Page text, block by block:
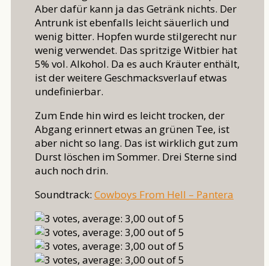
Aber dafür kann ja das Getränk nichts. Der
Antrunk ist ebenfalls leicht säuerlich und
wenig bitter. Hopfen wurde stilgerecht nur
wenig verwendet. Das spritzige Witbier hat
5% vol. Alkohol. Da es auch Kräuter enthält,
ist der weitere Geschmacksverlauf etwas
undefinierbar.
Zum Ende hin wird es leicht trocken, der
Abgang erinnert etwas an grünen Tee, ist
aber nicht so lang. Das ist wirklich gut zum
Durst löschen im Sommer. Drei Sterne sind
auch noch drin.
Soundtrack: Cowboys From Hell – Pantera